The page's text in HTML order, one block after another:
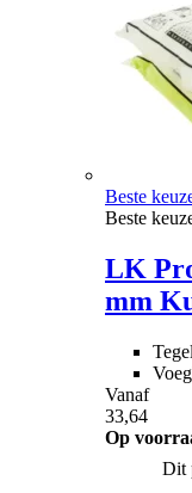
Beste
Beste
LK
mm
Vanaf
33,64
Op
Dit